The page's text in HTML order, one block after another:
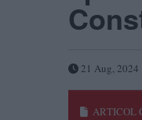
21 Aug, 2024
ARTICOL